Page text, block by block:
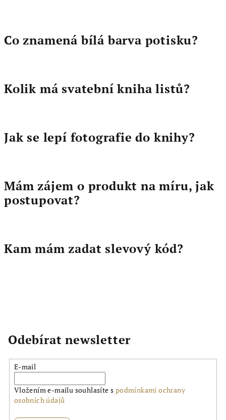
Co znamená bílá barva potisku?
Kolik má svatební kniha listů?
Jak se lepí fotografie do knihy?
Mám zájem o produkt na míru, jak
postupovat?
Kam mám zadat slevový kód?
Odebírat newsletter
E-mail
Vložením e-mailu souhlasíte s podmínkami ochrany
osobních údajů